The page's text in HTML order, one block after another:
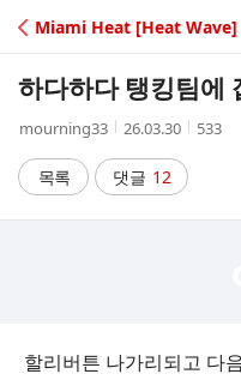
C
A
Miami Heat [Heat Wave]
하다하다 탱킹팀에
작
자
mourning33
작
시
간
26.03.30
조
533
목록 댓글 12
할리버튼 나가리되고 다